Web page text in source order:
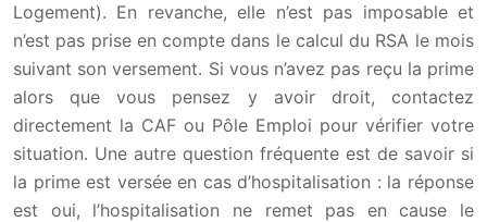
Logement). En revanche, elle n’est pas imposable et
n’est pas prise en compte dans le calcul du RSA le mois
suivant son versement. Si vous n’avez pas reçu la prime
alors que vous pensez y avoir droit, contactez
directement la CAF ou Pôle Emploi pour vérifier votre
situation. Une autre question fréquente est de savoir si
la prime est versée en cas d’hospitalisation : la réponse
est oui, l’hospitalisation ne remet pas en cause le